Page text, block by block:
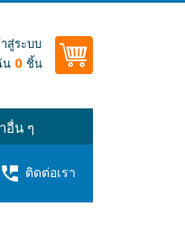
น 0 ชิ้น
าสู่ระบบ
อื่น ๆ
perm_phone_msg ติดต่อเรา